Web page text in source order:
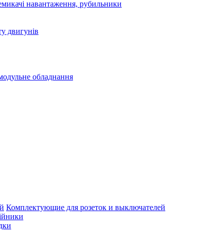
навантаження, рубильники
двигунів
обладнання
Комплектующие для розеток и выключателей